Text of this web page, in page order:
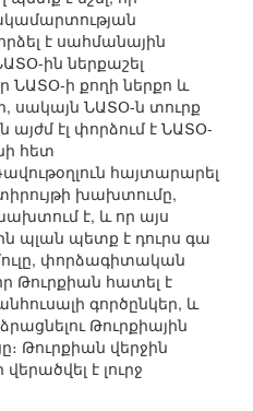
է սահմանային
ին ներքաշել
ՆԱՏՕ-ի քողի ներքո և
սակայն ՆԱՏՕ-ն տուրք
այժմ էլ փորձում է ՆԱՏՕ-
հետ
հայտարարել
խախտումը,
է, և որ այս
պլան պետք է դուրս գա
փորձագիտական
Թուրքիան հատել է
գործընկեր, և
Թուրքիային
Թուրքիան վերջին
է լուրջ